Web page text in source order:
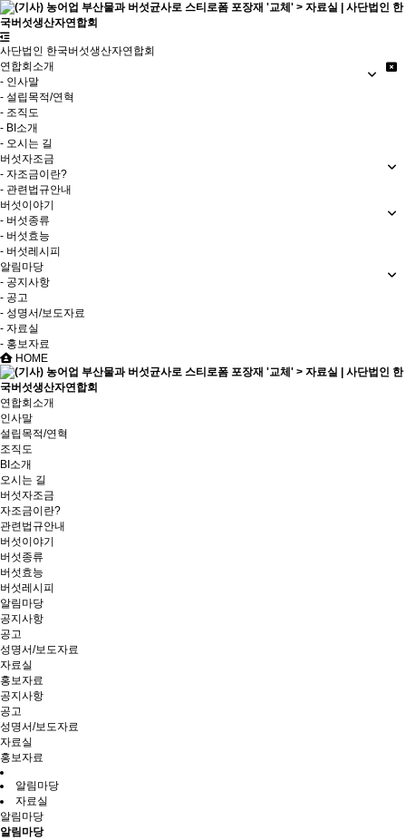
사단법인 한국버섯생산자연합회
연합회소개
- 인사말
- 설립목적/연혁
- 조직도
- BI소개
- 오시는 길
버섯자조금
- 자조금이란?
- 관련법규안내
버섯이야기
- 버섯종류
- 버섯효능
- 버섯레시피
알림마당
- 공지사항
- 공고
- 성명서/보도자료
- 자료실
- 홍보자료
HOME
연합회소개
인사말
설립목적/연혁
조직도
BI소개
오시는 길
버섯자조금
자조금이란?
관련법규안내
버섯이야기
버섯종류
버섯효능
버섯레시피
알림마당
공지사항
공고
성명서/보도자료
자료실
홍보자료
공지사항
공고
성명서/보도자료
자료실
홍보자료
알림마당
자료실
알림마당
알림마당